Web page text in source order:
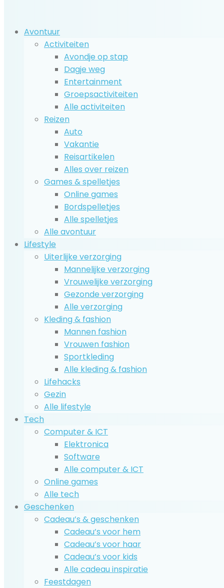
Avontuur
Activiteiten
Avondje op stap
Dagje weg
Entertainment
Groepsactiviteiten
Alle activiteiten
Reizen
Auto
Vakantie
Reisartikelen
Alles over reizen
Games & spelletjes
Online games
Bordspelletjes
Alle spelletjes
Alle avontuur
Lifestyle
Uiterlijke verzorging
Mannelijke verzorging
Vrouwelijke verzorging
Gezonde verzorging
Alle verzorging
Kleding & fashion
Mannen fashion
Vrouwen fashion
Sportkleding
Alle kleding & fashion
Lifehacks
Gezin
Alle lifestyle
Tech
Computer & ICT
Elektronica
Software
Alle computer & ICT
Online games
Alle tech
Geschenken
Cadeau’s & geschenken
Cadeau’s voor hem
Cadeau’s voor haar
Cadeau’s voor kids
Alle cadeau inspiratie
Feestdagen